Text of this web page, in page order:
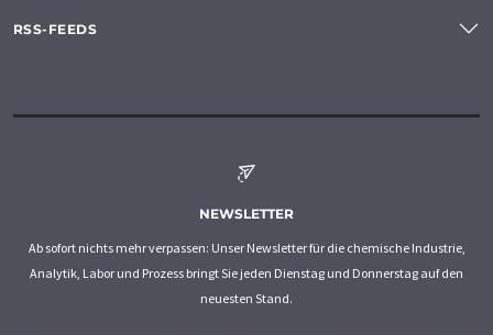
RSS-FEEDS
NEWSLETTER
Ab sofort nichts mehr verpassen: Unser Newsletter für die chemische Industrie,
Analytik, Labor und Prozess bringt Sie jeden Dienstag und Donnerstag auf den
neuesten Stand.